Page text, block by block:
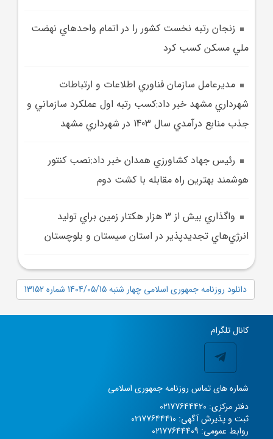
زنجان رتبه نخست کشور را در اتمام واحدهاي نهضت
ملي مسکن کسب کرد
مديرعامل سازمان فناوري اطلاعات و ارتباطات
شهرداري مشهد خبر داد:کسب رتبه اول عملکرد سازماني و
جذب منابع درآمدي سال 1403 در شهرداري مشهد
رئيس جهاد کشاورزي همدان خبر داد:نصب کنتور
هوشمند بهترين راه مقابله با کشت دوم
واگذاري بيش از 3 هزار هکتار زمين براي توليد
انرژي‌هاي تجديدپذير در استان سيستان و بلوچستان
دانلود روزنامه جمهوری اسلامی چهار شنبه 1404/05/15 شماره 13152
کانال تلگرام
شماره های تماس روزنامه جمهوری اسلامی
دفتر مرکزی: 02177644420
ثبت و پذیرش آگهی: 02177644410
روابط عمومی: 02177644409